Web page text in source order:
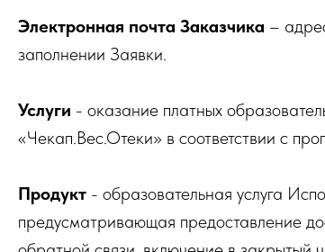
Электронная почта Заказчика –
заполнении Заявки.
Услуги - оказание платных
«Чекап.Вес.Отеки» в соответствии с
Продукт - образовательная услуга
предусматривающая предоставление